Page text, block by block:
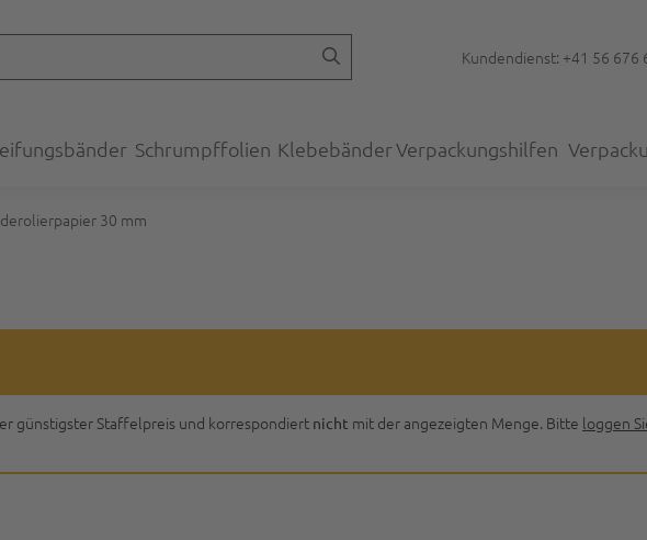
Kundendienst: +41 56 676
Schrumpffolien KlebebänderVerpackungshilfen
30 mm
günstigster Staffelpreis und korrespondiert nicht mit der angezeigten Menge. Bitte loggen